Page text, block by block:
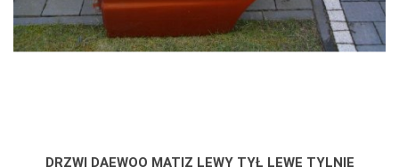
DRZWI DAEWOO MATIZ LEWY TYŁ LEWE TYLNIE